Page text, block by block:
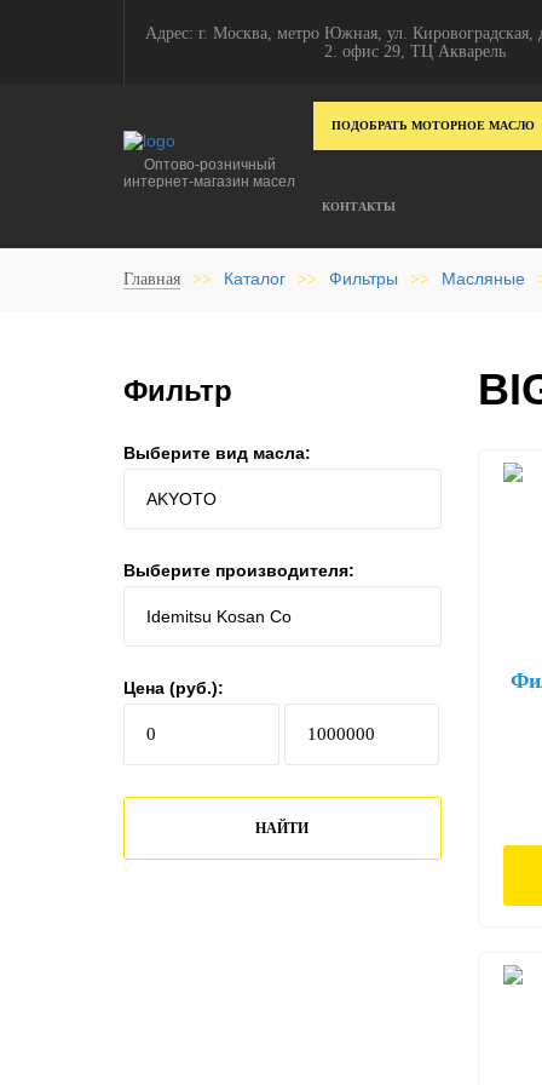
Адрес: г. Москва, метро Южная, ул. Кировоградская,
2. офис 29, ТЦ Акварель
Оптово-розничный
интернет-магазин масел
ПОДОБРАТЬ МОТОРНОЕ МАСЛО
КОНТАКТЫ
Главная >> Каталог >> Фильтры >> Масляные
Фильтр
Выберите вид масла:
Выберите производителя:
Цена (руб.):
НАЙТИ